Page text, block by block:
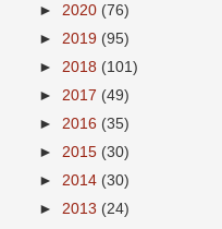
► 2020 (76)
► 2019 (95)
► 2018 (101)
► 2017 (49)
► 2016 (35)
► 2015 (30)
► 2014 (30)
► 2013 (24)